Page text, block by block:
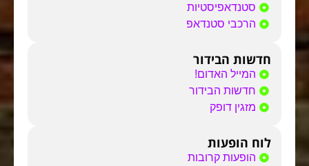
סטנדאפיסטיות
הרכבי סטנדאפ
חדשות הבידור
המייל האדום!
חדשות הבידור
מזגין דופק
לוח הופעות
הופעות קרובות